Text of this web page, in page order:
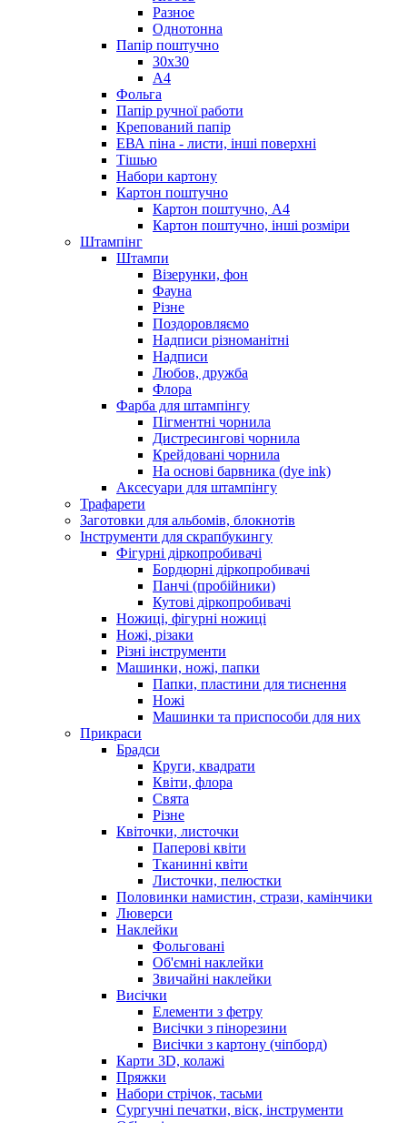
Разное
Однотонна
Папір поштучно
30х30
А4
Фольга
Папір ручної работи
Крепований папір
ЕВА піна - листи, інші поверхні
Тішью
Набори картону
Картон поштучно
Картон поштучно, А4
Картон поштучно, інші розміри
Штампінг
Штампи
Візерунки, фон
Фауна
Різне
Поздоровляємо
Надписи різноманітні
Надписи
Любов, дружба
Флора
Фарба для штампінгу
Пігментні чорнила
Дистресингові чорнила
Крейдовані чорнила
На основі барвника (dye ink)
Аксесуари для штампінгу
Трафарети
Заготовки для альбомів, блокнотів
Інструменти для скрапбукингу
Фігурні діркопробивачі
Бордюрні діркопробивачі
Панчі (пробійники)
Кутові діркопробивачі
Ножиці, фігурні ножиці
Ножі, різаки
Різні інструменти
Машинки, ножі, папки
Папки, пластини для тиснення
Ножі
Машинки та приспособи для них
Прикраси
Брадси
Круги, квадрати
Квіти, флора
Свята
Різне
Квіточки, листочки
Паперові квіти
Тканинні квіти
Листочки, пелюстки
Половинки намистин, стрази, камінчики
Люверси
Наклейки
Фольговані
Об'ємні наклейки
Звичайні наклейки
Висічки
Елементи з фетру
Висічки з пінорезини
Висічки з картону (чіпборд)
Карти 3D, колажі
Пряжки
Набори стрічок, тасьми
Сургучні печатки, віск, інструменти